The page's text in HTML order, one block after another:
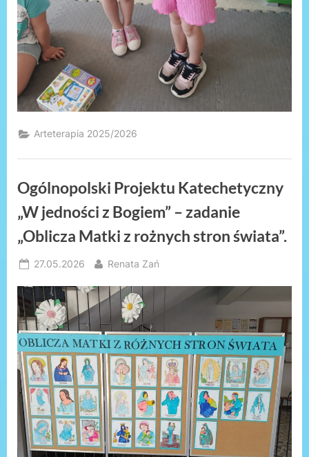
Arteterapia 2025/2026
Ogólnopolski Projektu Katechetyczny
„W jedności z Bogiem” – zadanie
„Oblicza Matki z rożnych stron świata”.
Posted
27.05.2026 By
Renata Zań